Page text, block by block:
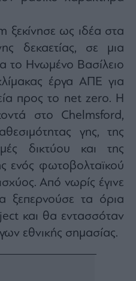
ξεκίνησε ως ιδέα στα
δεκαετίας, σε μια
το Ηνωμένο Βασίλειο
έργα ΑΠΕ για
προς το net zero. Η
στο Chelmsford,
γης, της
δικτύου και της
ενός φωτοβολταϊκού
Από νωρίς έγινε
ξεπερνούσε τα όρια
και θα εντασσόταν
εθνικής σημασίας.